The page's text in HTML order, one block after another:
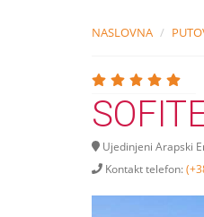
NASLOVNA
Ujedinjeni Arapski
Kontakt telefon: